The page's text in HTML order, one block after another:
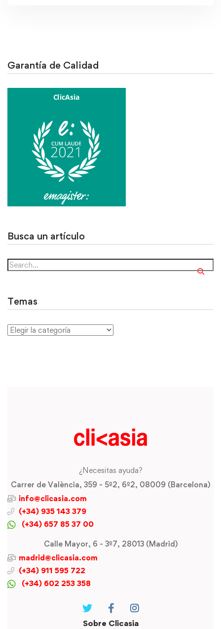
Garantía de Calidad
Busca un artículo
Temas
¿Necesitas ayuda?
Carrer de València, 359 - 5º2, 6º2, 08009 (Barcelona)
info@clicasia.com
(+34) 935 143 379
(+34) 657 85 37 00
Calle Mayor, 6 - 3º7, 28013 (Madrid)
madrid@clicasia.com
(+34) 911 595 722
(+34) 602 253 358
Sobre Clicasia